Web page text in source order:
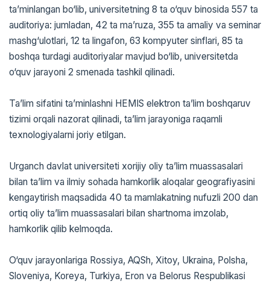
ta’minlangan bo‘lib, universitetning 8 ta o‘quv binosida 557 ta
auditoriya: jumladan, 42 ta ma’ruza, 355 ta amaliy va seminar
mashg‘ulotlari, 12 ta lingafon, 63 kompyuter sinflari, 85 ta
boshqa turdagi auditoriyalar mavjud bo‘lib, universitetda
o‘quv jarayoni 2 smenada tashkil qilinadi.
Ta’lim sifatini ta’minlashni HEMIS elektron ta’lim boshqaruv
tizimi orqali nazorat qilinadi, ta’lim jarayoniga raqamli
texnologiyalarni joriy etilgan.
Urganch davlat universiteti xorijiy oliy ta’lim muassasalari
bilan ta’lim va ilmiy sohada hamkorlik aloqalar geografiyasini
kengaytirish maqsadida 40 ta mamlakatning nufuzli 200 dan
ortiq oliy ta’lim muassasalari bilan shartnoma imzolab,
hamkorlik qilib kelmoqda.
O‘quv jarayonlariga Rossiya, AQSh, Xitoy, Ukraina, Polsha,
Sloveniya, Koreya, Turkiya, Eron va Belorus Respublikasi